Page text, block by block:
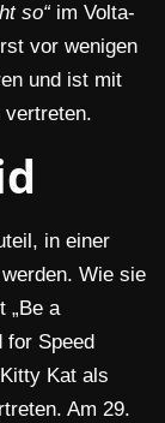
so“ im Volta-
vor wenigen
und ist mit
vertreten.
in einer
Wie sie
„Be a
for Speed
Kat als
Am 29.